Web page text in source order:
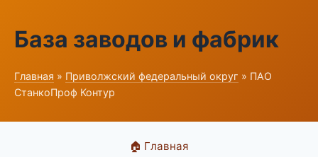
База заводов и фабрик
Главная » Приволжский федеральный округ » ПАО
СтанкоПроф Контур
🏠 Главная